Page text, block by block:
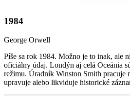
1984
George Orwell
Píše sa rok 1984. Možno je to inak, ale
oficiálny údaj. Londýn aj celá Oceánia
režimu. Úradník Winston Smith pracuje
upravuje alebo likviduje historické